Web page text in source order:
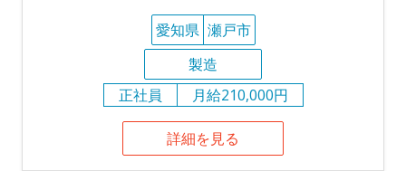
愛知県 瀬戸市
製造
正社員
月給210,000円
詳細を見る